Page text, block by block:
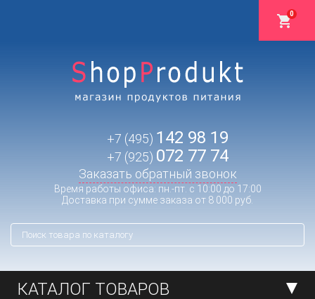
0
+7 (495) 142 98 19
+7 (925) 072 77 74
Заказать обратный звонок
Время работы офиса: пн.-пт. с 10:00 до 17:00
Доставка при сумме заказа от 8 000 руб.
КАТАЛОГ ТОВАРОВ